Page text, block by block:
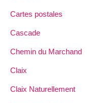
Cartes postales
Cascade
Chemin du Marchand
Claix
Claix Naturellement